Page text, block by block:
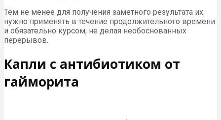
Тем не менее для получения заметного результата их
нужно применять в течение продолжительного времени
и обязательно курсом, не делая необоснованных
перерывов.
Капли с антибиотиком от
гайморита